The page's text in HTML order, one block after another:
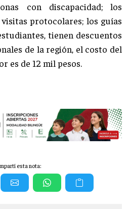
con discapacidad; los
protocolares; los guías
tienen descuentos
de la región, el costo del
es de 12 mil pesos.
esta nota: